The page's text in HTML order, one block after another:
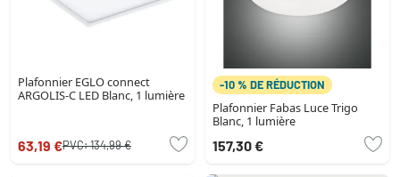
Plafonnier EGLO connect
ARGOLIS-C LED Blanc, 1 lumière
63,19 €PVC:134,99 €
-10 % DE RÉDUCTION
Plafonnier Fabas Luce Trigo
Blanc, 1 lumière
157,30 €